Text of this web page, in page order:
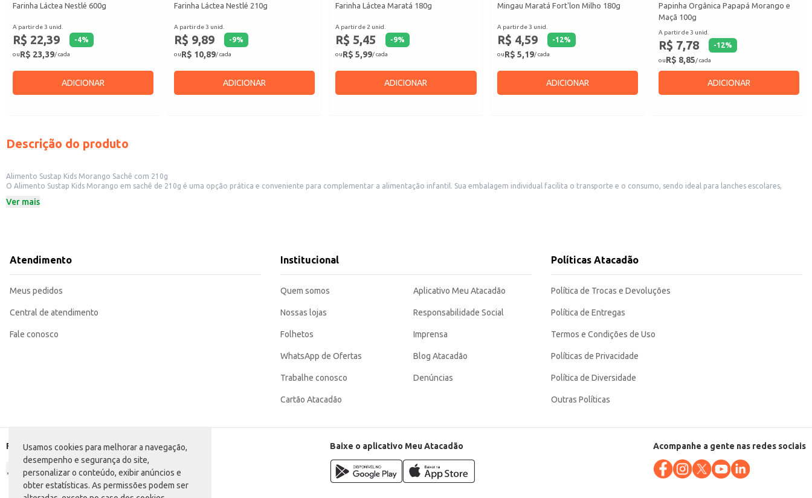
Usamos cookies para melhorar a navegação,
desempenho e segurança do site,
personalizar o conteúdo, exibir anúncios e
obter estatísticas. As permissões podem ser
Farinha Láctea Nestlé 600g
A partir de 3 unid.
R$ 22,39 -4%
ouR$ 23,39/ cada
ADICIONAR
Farinha Láctea Nestlé 210g
A partir de 3 unid.
R$ 9,89 -9%
ouR$ 10,89/ cada
ADICIONAR
Farinha Láctea Maratá 180g
A partir de 2 unid.
R$ 5,45 -9%
ouR$ 5,99/ cada
ADICIONAR
Mingau Maratá Fort'lon Milho 180g
A partir de 3 unid.
R$ 4,59 -12%
ouR$ 5,19/ cada
ADICIONAR
Papinha Orgânica Papapá Morango e
Maçã 100g
A partir de 3 unid.
R$ 7,78 -12%
ouR$ 8,85/ cada
ADICIONAR
Descrição do produto
Alimento Sustap Kids Morango Sachê com 210g
O Alimento Sustap Kids Morango em sachê de 210g é uma opção prática e conveniente para complementar a alimentação infantil. Sua embalagem individual facilita o transporte e o consumo, sendo ideal para lanches escolares,
para crianças.
O Alimento Sustap Kids Morango em sachê oferece praticidade e conveniência, tornando-se uma escolha eficiente para pais, responsáveis e estabelecimentos comerciais que buscam opções nutritivas e fáceis de consumir para
crianças.
Departamento: Mercearia
Conteúdo: 210g
Ver mais
Atendimento
Meus pedidos
Central de atendimento
Fale conosco
Institucional
Quem somos
Nossas lojas
Folhetos
WhatsApp de Ofertas
Trabalhe conosco
Cartão Atacadão
Aplicativo Meu Atacadão
Responsabilidade Social
Imprensa
Blog Atacadão
Denúncias
Políticas Atacadão
Política de Trocas e Devoluções
Política de Entregas
Termos e Condições de Uso
Políticas de Privacidade
Política de Diversidade
Outras Políticas
Formas de pagamento Baixe o aplicativo Meu Atacadão Acompanhe a gente nas redes sociais